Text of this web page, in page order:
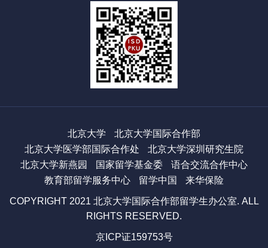
北京大学
北京大学国际合作部
北京大学医学部国际合作处
北京大学深圳研究生院
北京大学新燕园
国家留学基金委
语合交流合作中心
教育部留学服务中心
留学中国 来华保险
COPYRIGHT 2021 北京大学国际合作部留学生办公室. ALL
RIGHTS RESERVED.
京ICP证159753号